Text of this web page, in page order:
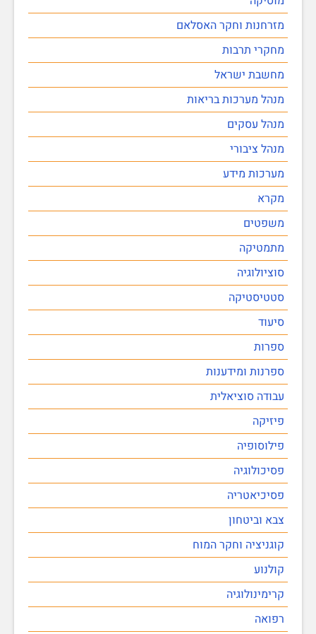
מזרחנות וחקר האסלאם
מחקרי תרבות
מחשבת ישראל
מנהל מערכות בריאות
מנהל עסקים
מנהל ציבורי
מערכות מידע
מקרא
משפטים
מתמטיקה
סוציולוגיה
סטטיסטיקה
סיעוד
ספרות
ספרנות ומידענות
עבודה סוציאלית
פיזיקה
פילוסופיה
פסיכולוגיה
פסיכיאטריה
צבא וביטחון
קוגניציה וחקר המוח
קולנוע
קרימינולוגיה
רפואה